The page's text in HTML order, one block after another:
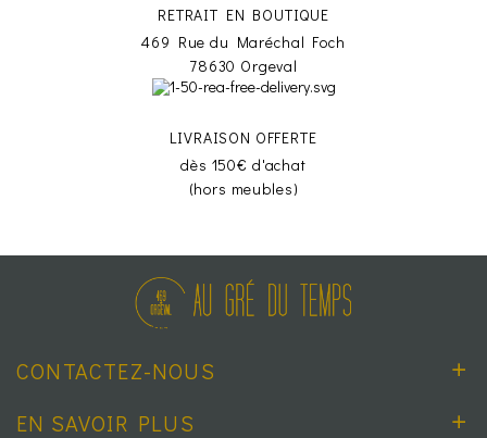
RETRAIT EN BOUTIQUE
469 Rue du Maréchal Foch
78630 Orgeval
LIVRAISON OFFERTE
dès 150€ d'achat
(hors meubles)
CONTACTEZ-NOUS
EN SAVOIR PLUS